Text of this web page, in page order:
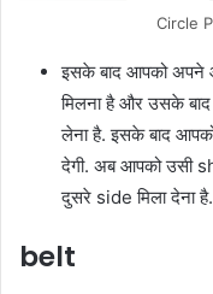
Circle
इसके बाद आपको अपने
मिलना है और उसके
लेना है. इसके बाद
देगी. अब आपको उसी
दुसरे side मिला देना है.
belt